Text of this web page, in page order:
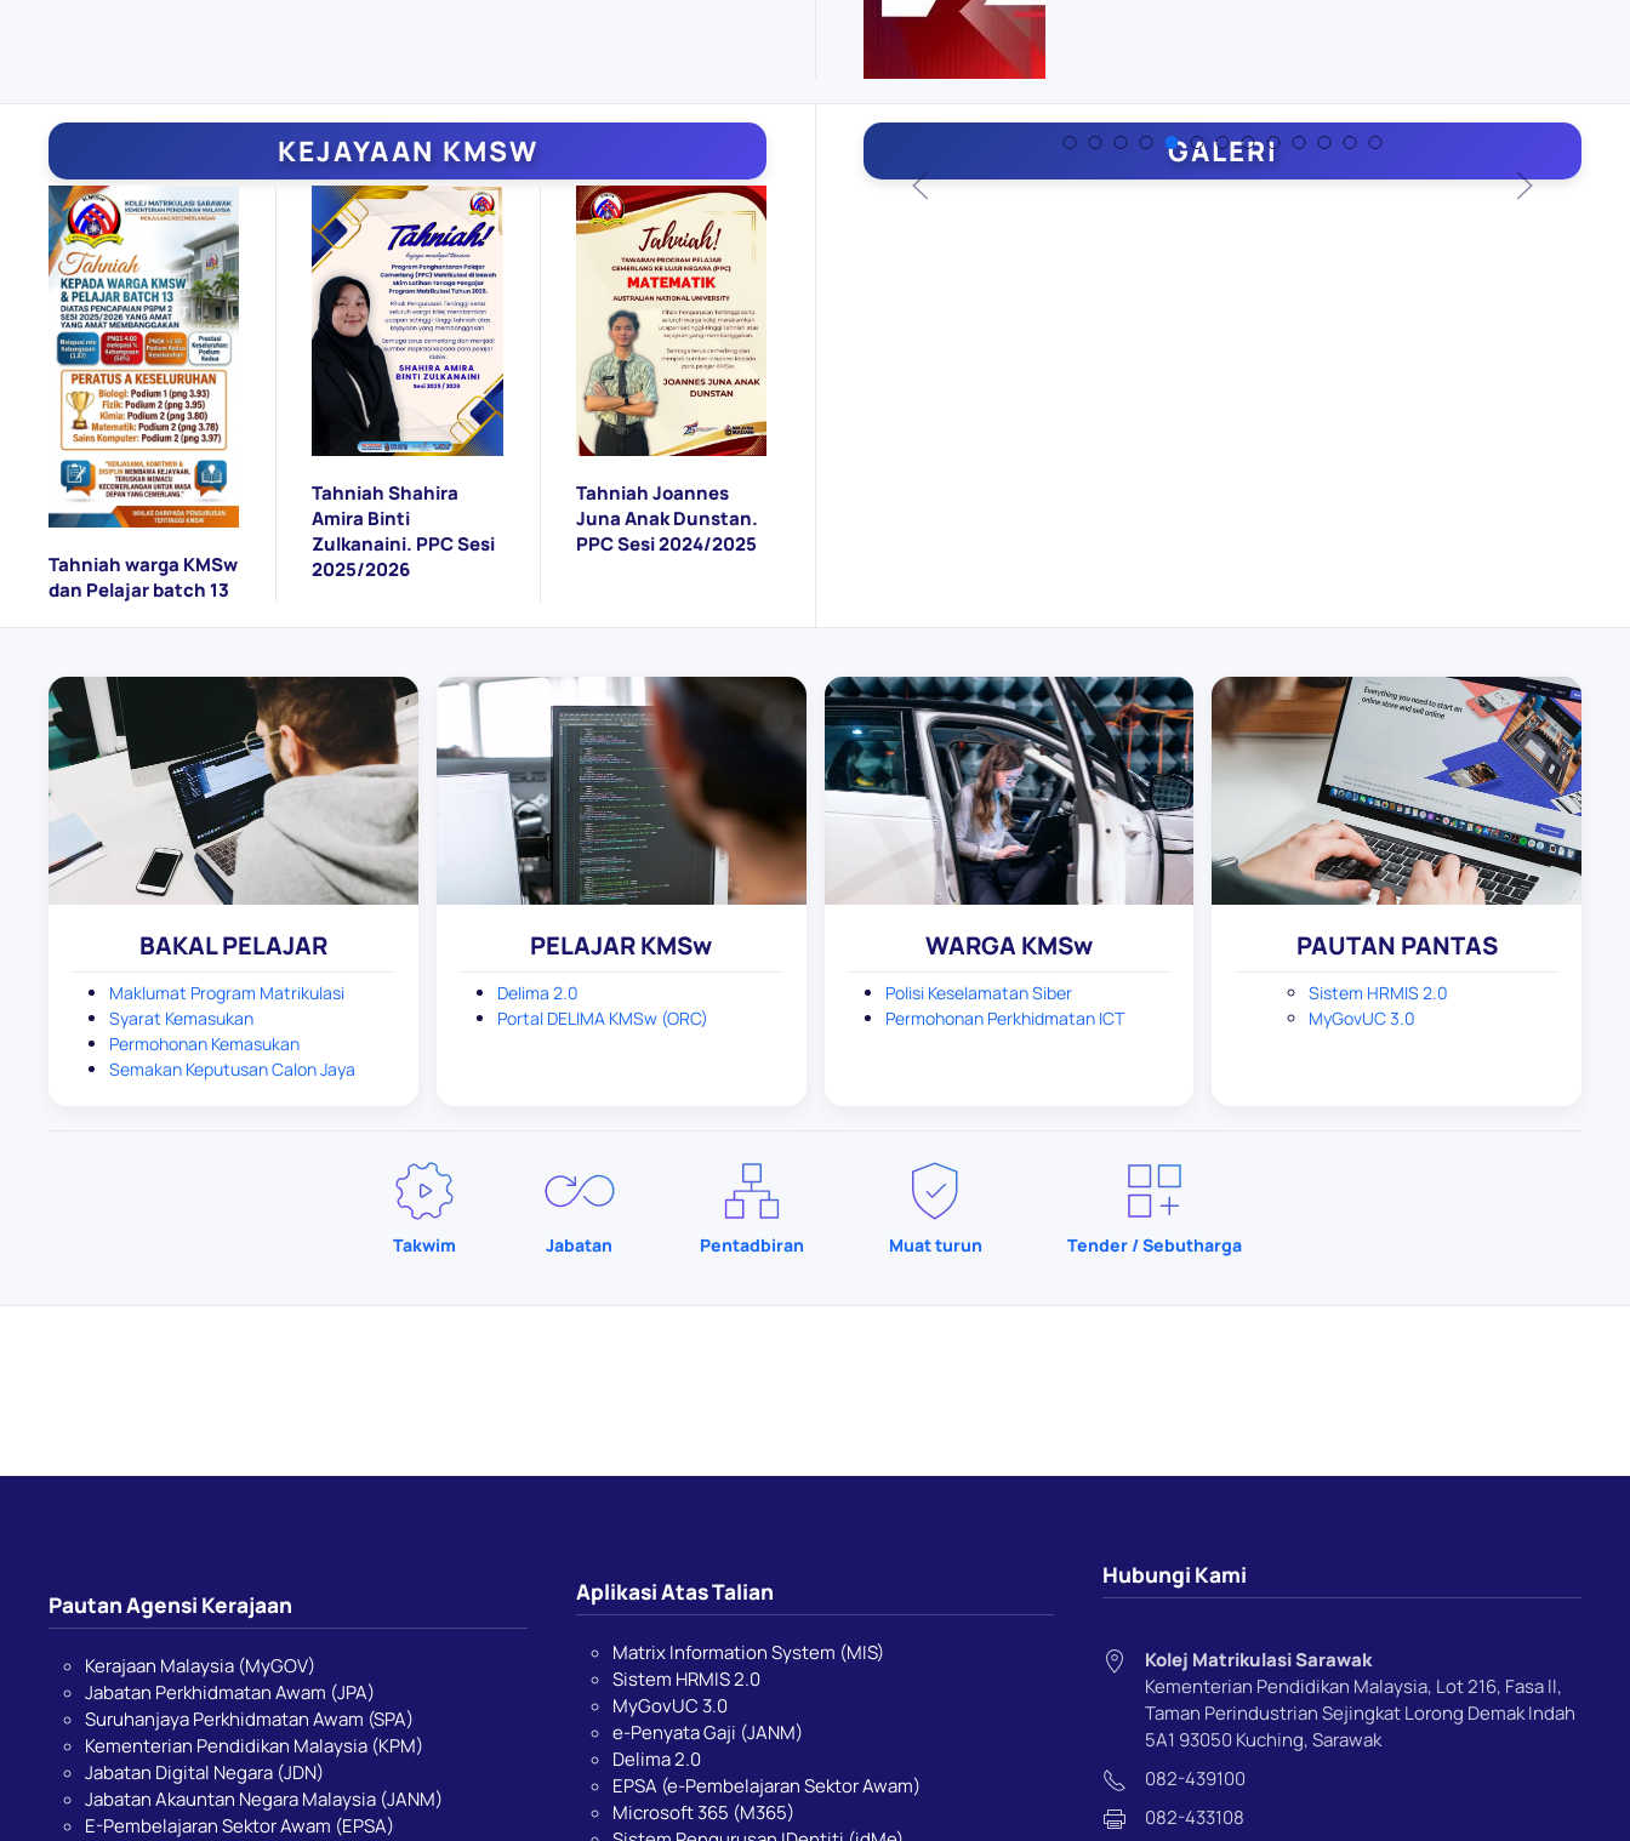
KEJAYAAN KMSW
Tahniah warga KMSw
dan Pelajar batch 13
Tahniah Shahira
Amira Binti
Zulkanaini. PPC Sesi
2025/2026
Tahniah Joannes
Juna Anak Dunstan.
PPC Sesi 2024/2025
GALERI
BAKAL PELAJAR
Maklumat Program Matrikulasi
Syarat Kemasukan
Permohonan Kemasukan
Semakan Keputusan Calon Jaya
PELAJAR KMSw
Delima 2.0
Portal DELIMA KMSw (ORC)
WARGA KMSw
Polisi Keselamatan Siber
Permohonan Perkhidmatan ICT
PAUTAN PANTAS
Sistem HRMIS 2.0
MyGovUC 3.0
Takwim Jabatan Pentadbiran Muat turun Tender / Sebutharga
Pautan Agensi Kerajaan
Kerajaan Malaysia (MyGOV)
Jabatan Perkhidmatan Awam (JPA)
Suruhanjaya Perkhidmatan Awam (SPA)
Kementerian Pendidikan Malaysia (KPM)
Jabatan Digital Negara (JDN)
Jabatan Akauntan Negara Malaysia (JANM)
E-Pembelajaran Sektor Awam (EPSA)
Aplikasi Atas Talian
Matrix Information System (MIS)
Sistem HRMIS 2.0
MyGovUC 3.0
e-Penyata Gaji (JANM)
Delima 2.0
EPSA (e-Pembelajaran Sektor Awam)
Microsoft 365 (M365)
Hubungi Kami
Kolej Matrikulasi Sarawak
Kementerian Pendidikan Malaysia, Lot 216, Fasa ll,
Taman Perindustrian Sejingkat Lorong Demak Indah
5A1 93050 Kuching, Sarawak
082-439100
082-433108